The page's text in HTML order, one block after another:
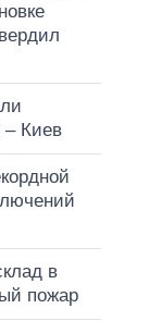
– Киев
в
пожар